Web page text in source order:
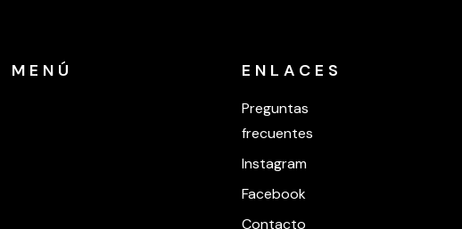
MENÚ ENLACES
Preguntas
frecuentes
Instagram
Facebook
Contacto